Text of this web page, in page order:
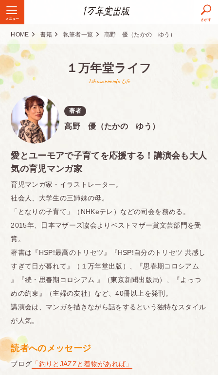
メニュー さがす
HOME 書籍 執筆者一覧 高野 優（たかの ゆう）
１万年堂ライフ
Ichimannendo-Life
著者
高野 優（たかの ゆう）
愛とユーモアで子育てを応援する！講演会も大人
気の育児マンガ家
育児マンガ家・イラストレーター。
社会人、大学生の三姉妹の母。
「となりの子育て」（NHKeテレ）などの司会を務める。
2015年、日本マザーズ協会よりベストマザー賞文芸部門を受
賞。
著書は『HSP!最高のトリセツ』『HSP!自分のトリセツ 共感し
すぎて日が暮れて』（１万年堂出版）、『思春期コロシアム
』『続・思春期コロシアム 』（東京新聞出版局）、『よっつ
めの約束』（主婦の友社）など、40冊以上を発刊。
講演会は、マンガを描きながら話をするという独特なスタイル
が人気。
読者へのメッセージ
ブログ 「釣りとJAZZと着物があれば」